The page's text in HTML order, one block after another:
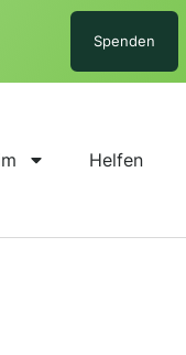
Spenden
Helfen